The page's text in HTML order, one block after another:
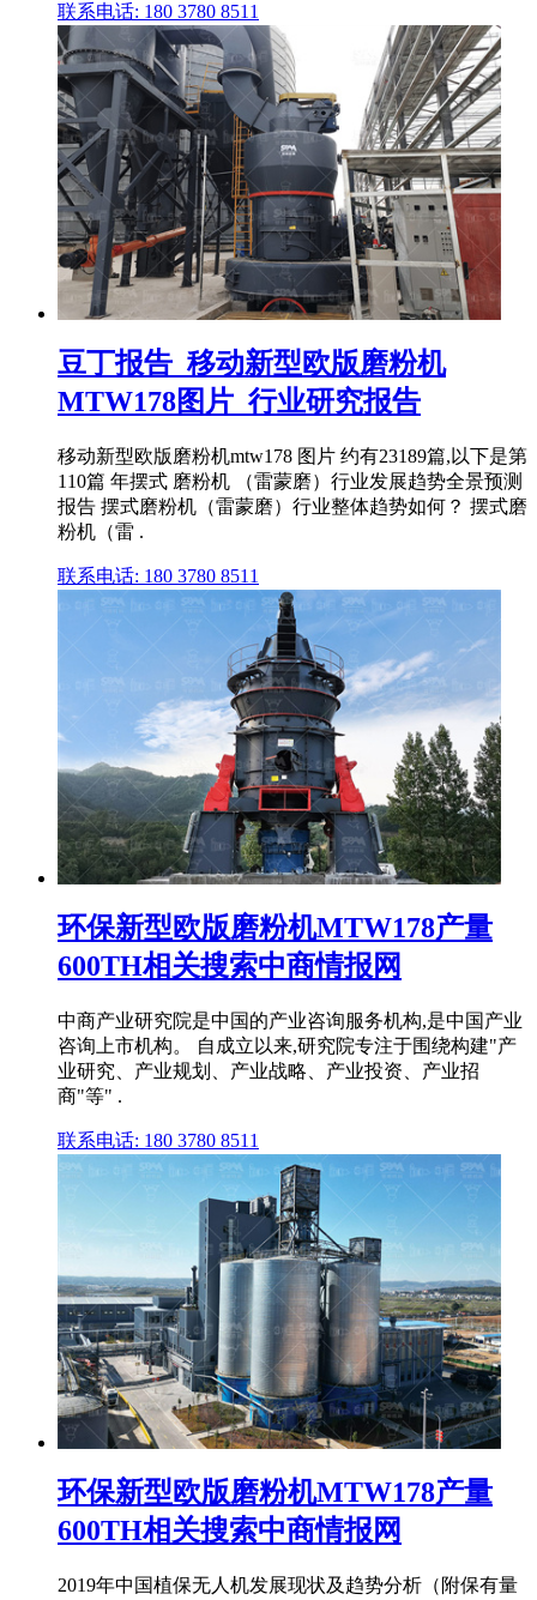
联系电话: 180 3780 8511
豆丁报告_移动新型欧版磨粉机
MTW178图片_行业研究报告
移动新型欧版磨粉机mtw178 图片 约有23189篇,以下是第
110篇 年摆式 磨粉机 （雷蒙磨）行业发展趋势全景预测
报告 摆式磨粉机（雷蒙磨）行业整体趋势如何？ 摆式磨
粉机（雷 .
联系电话: 180 3780 8511
环保新型欧版磨粉机MTW178产量
600TH相关搜索中商情报网
中商产业研究院是中国的产业咨询服务机构,是中国产业
咨询上市机构。 自成立以来,研究院专注于围绕构建"产
业研究、产业规划、产业战略、产业投资、产业招
商"等" .
联系电话: 180 3780 8511
环保新型欧版磨粉机MTW178产量
600TH相关搜索中商情报网
2019年中国植保无人机发展现状及趋势分析（附保有量